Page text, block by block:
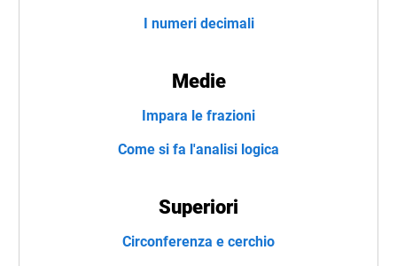
I numeri decimali
Medie
Impara le frazioni
Come si fa l'analisi logica
Superiori
Circonferenza e cerchio